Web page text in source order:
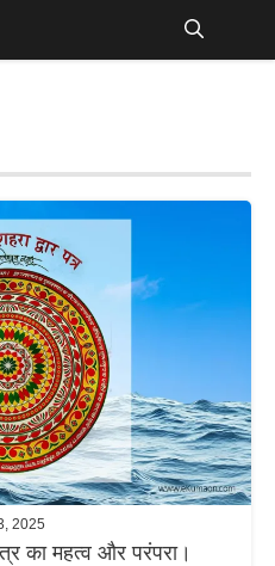
2025
का महत्व और परंपरा।